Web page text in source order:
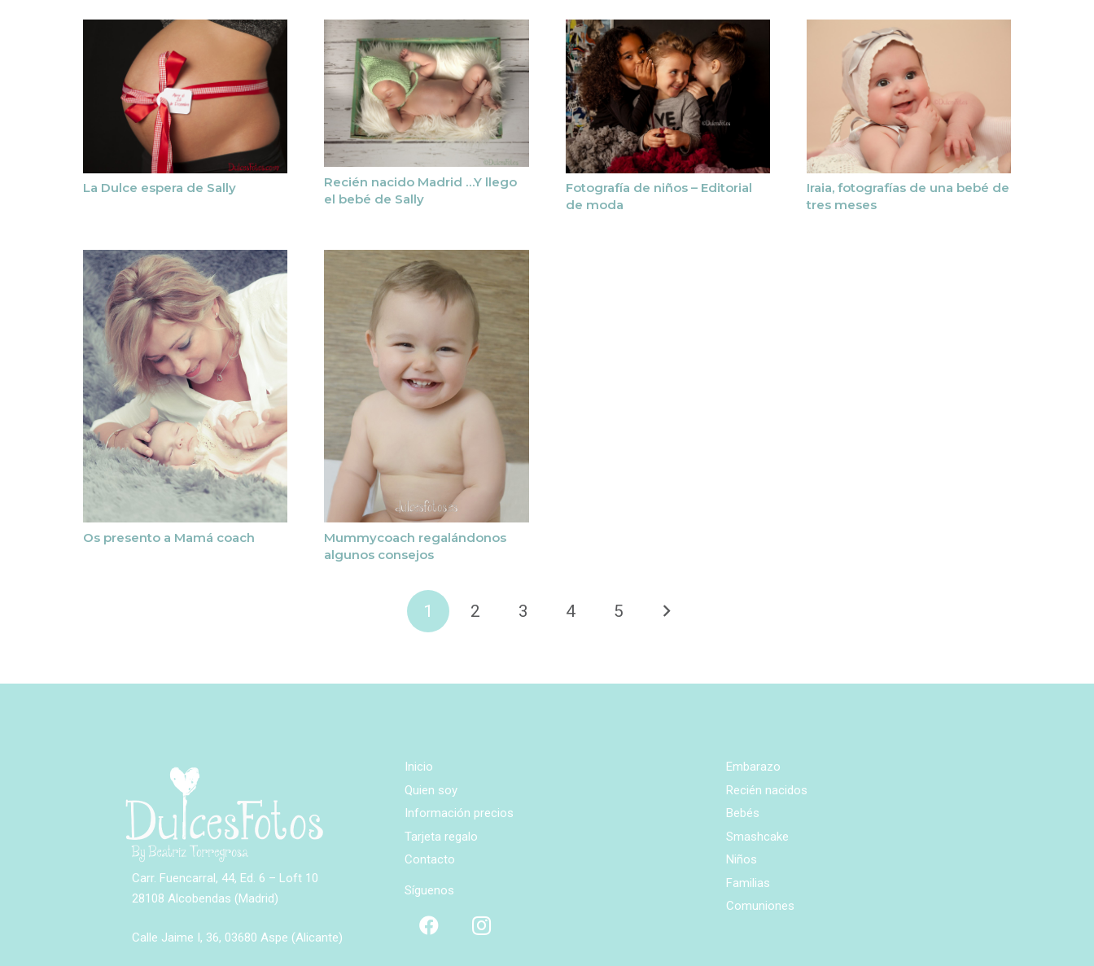
La Dulce espera de Sally
Recién nacido Madrid …Y llego
el bebé de Sally
Fotografía de niños – Editorial
de moda
Iraia, fotografías de una bebé de
tres meses
Os presento a Mamá coach
Mummycoach regalándonos
algunos consejos
1 2 3 4 5
Carr. Fuencarral, 44, Ed. 6 – Loft 10
28108 Alcobendas (Madrid)
Calle Jaime I, 36, 03680 Aspe (Alicante)
Inicio
Quien soy
Información precios
Tarjeta regalo
Contacto
Síguenos
Embarazo
Recién nacidos
Bebés
Smashcake
Niños
Familias
Comuniones